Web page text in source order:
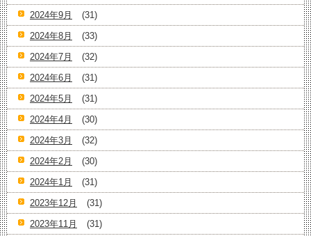
2024年9月
(31)
2024年8月
(33)
2024年7月
(32)
2024年6月
(31)
2024年5月
(31)
2024年4月
(30)
2024年3月
(32)
2024年2月
(30)
2024年1月
(31)
2023年12月
(31)
2023年11月
(31)